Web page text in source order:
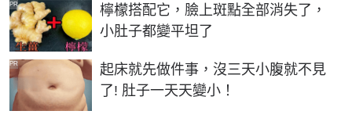
檸檬搭配它，臉上斑點全部消失了，
小肚子都變平坦了
PR
起床就先做件事，沒三天小腹就不見
了! 肚子一天天變小！
PR